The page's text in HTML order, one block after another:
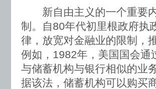
新自由主义的一个重要内
制。自80年代初里根政府执
律，放宽对金融业的限制，
例如，1982年，美国国会通
与储蓄机构与银行相似的业
据该法，储蓄机构可以购买